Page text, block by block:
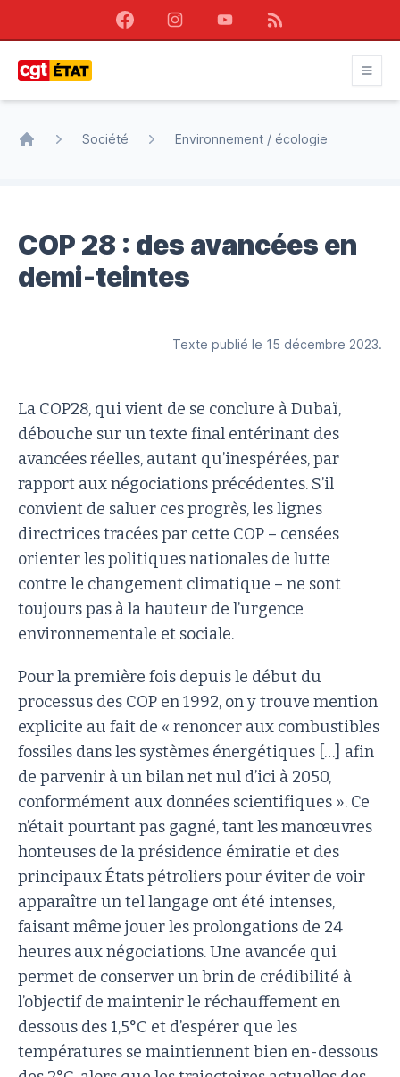
FacebookInstagramYoutubeRSS
Société Environnement / écologie
COP 28 : des avancées en
demi-teintes
Texte publié le 15 décembre 2023.
La COP28, qui vient de se conclure à Dubaï,
débouche sur un texte final entérinant des
avancées réelles, autant qu’inespérées, par
rapport aux négociations précédentes. S’il
convient de saluer ces progrès, les lignes
directrices tracées par cette COP – censées
orienter les politiques nationales de lutte
contre le changement climatique – ne sont
toujours pas à la hauteur de l’urgence
environnementale et sociale.
Pour la première fois depuis le début du
processus des COP en 1992, on y trouve mention
explicite au fait de « renoncer aux combustibles
fossiles dans les systèmes énergétiques […] afin
de parvenir à un bilan net nul d’ici à 2050,
conformément aux données scientifiques ». Ce
n’était pourtant pas gagné, tant les manœuvres
honteuses de la présidence émiratie et des
principaux États pétroliers pour éviter de voir
apparaître un tel langage ont été intenses,
faisant même jouer les prolongations de 24
heures aux négociations. Une avancée qui
permet de conserver un brin de crédibilité à
l’objectif de maintenir le réchauffement en
dessous des 1,5°C et d’espérer que les
températures se maintiennent bien en-dessous